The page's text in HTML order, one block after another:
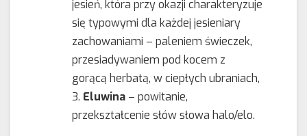
jesień, która przy okazji charakteryzuje
się typowymi dla każdej jesieniary
zachowaniami – paleniem świeczek,
przesiadywaniem pod kocem z
gorącą herbatą, w ciepłych ubraniach,
Eluwina – powitanie,
przekształcenie słów słowa halo/elo.